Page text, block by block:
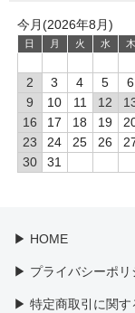
今月(2026年8月)
日 月 火 水 木
2
3 4 5 6
9
10 11 12
16
17 18 19
23
24 25 26
30
31
▶ HOME
▶ プライバシーポリ
▶ 特定商取引に関す